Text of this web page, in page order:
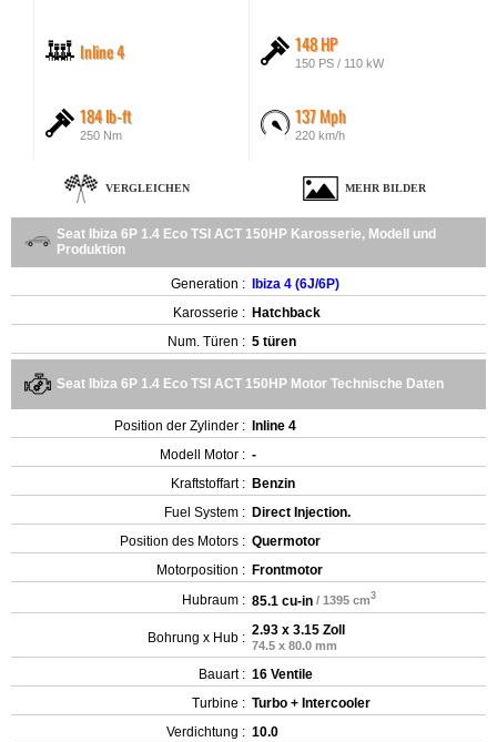
Inline 4 148 HP
150 PS / 110 kW
184 lb-ft
250 Nm
137 Mph
220 km/h
VERGLEICHEN MEHR BILDER
Seat Ibiza 6P 1.4 Eco TSI ACT 150HP Karosserie, Modell und
Produktion
Generation : Ibiza 4 (6J/6P)
Karosserie : Hatchback
Num. Türen : 5 türen
Seat Ibiza 6P 1.4 Eco TSI ACT 150HP Motor Technische Daten
Position der Zylinder : Inline 4
Modell Motor : -
Kraftstoffart : Benzin
Fuel System : Direct Injection.
Position des Motors : Quermotor
Motorposition : Frontmotor
Hubraum : 85.1 cu-in / 1395 cm3
Bohrung x Hub : 2.93 x 3.15 Zoll
74.5 x 80.0 mm
Bauart : 16 Ventile
Turbine : Turbo + Intercooler
Verdichtung : 10.0